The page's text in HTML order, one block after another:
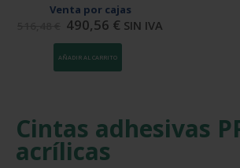
Venta por cajas
490,56 € SIN IVA
AÑADIR AL CARRITO
Cintas adhesivas
acrílicas